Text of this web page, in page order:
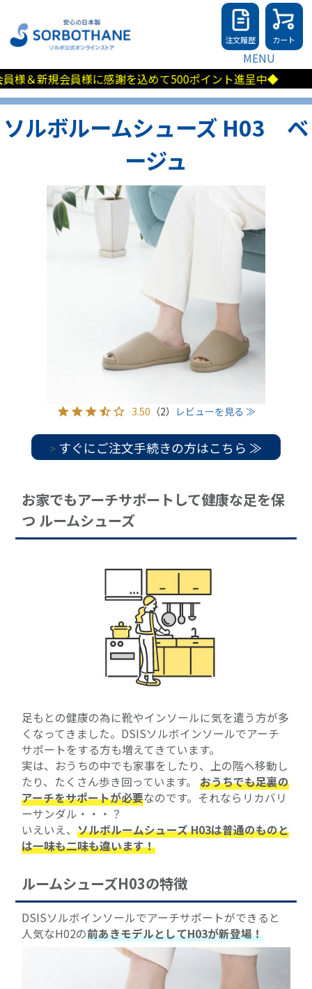
注文履歴 カート
MENU
員様に感謝を込めて500ポイント進呈中◆
ソルボルームシューズ H03 ベ
ージュ
3.50 （2） レビューを見る ≫
> すぐにご注文手続きの方はこちら ≫
お家でもアーチサポートして健康な足を保
つ ルームシューズ
足もとの健康の為に靴やインソールに気を遣う方が多
くなってきました。DSISソルボインソールでアーチ
サポートをする方も増えてきています。
実は、おうちの中でも家事をしたり、上の階へ移動し
たり、たくさん歩き回っています。おうちでも足裏の
アーチをサポートが必要なのです。それならリカバリ
ーサンダル・・・？
いえいえ、ソルボルームシューズ H03は普通のものと
は一味も二味も違います！
ルームシューズH03の特徴
DSISソルボインソールでアーチサポートができると
人気なH02の前あきモデルとしてH03が新登場！